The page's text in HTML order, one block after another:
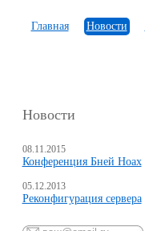
Главная Новости
Новости
08.11.2015
Конференция Бней Ноах
05.12.2013
Реконфигурация сервера